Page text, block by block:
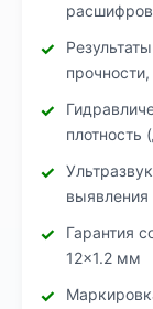
плотность
выявления
Гарантия
12×1.2 мм